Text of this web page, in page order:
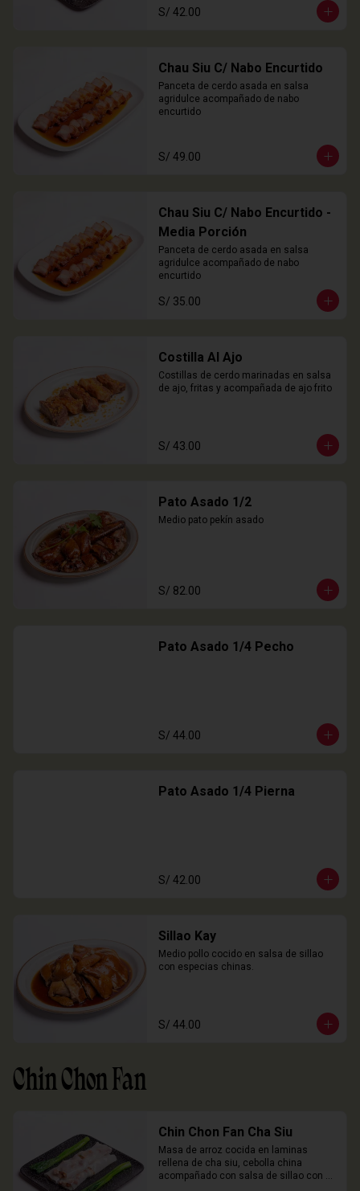
S/ 42.00
Chau Siu C/ Nabo Encurtido
Panceta de cerdo asada en salsa
agridulce acompañado de nabo
encurtido
S/ 49.00
Chau Siu C/ Nabo Encurtido -
Media Porción
Panceta de cerdo asada en salsa
agridulce acompañado de nabo
encurtido
S/ 35.00
Costilla Al Ajo
Costillas de cerdo marinadas en salsa
de ajo, fritas y acompañada de ajo frito
S/ 43.00
Pato Asado 1/2
Medio pato pekín asado
S/ 82.00
Pato Asado 1/4 Pecho
S/ 44.00
Pato Asado 1/4 Pierna
S/ 42.00
Sillao Kay
Medio pollo cocido en salsa de sillao
con especias chinas.
S/ 44.00
Chin Chon Fan
Chin Chon Fan Cha Siu
Masa de arroz cocida en laminas
rellena de cha siu, cebolla china
acompañado con salsa de sillao con